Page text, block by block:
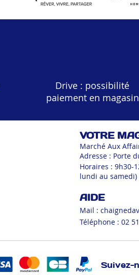
Drive : possibilité
paiement en magasin
VOTRE
Marché Aux
Adresse : Porte
Horaires : 9h30-
lundi au samedi)
AIDE
Mail :
Téléphone : 02
Suivez-